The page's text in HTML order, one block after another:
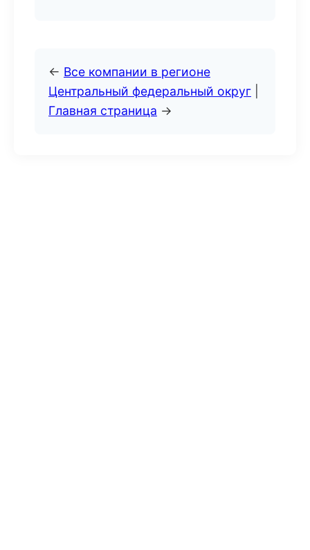
← Все компании в регионе
Центральный федеральный округ
Главная страница →